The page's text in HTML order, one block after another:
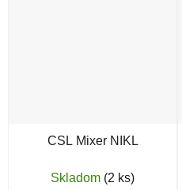
CSL Mixer NIKL
Skladom (2 ks)